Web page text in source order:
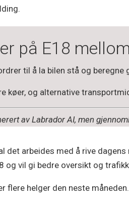
på E18
til å la bilen stå og
køer, og alternative
av Labrador AI, men
det arbeides med å rive
og vil gi bedre oversikt og
flere helger den neste